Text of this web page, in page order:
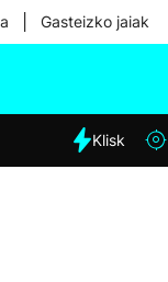
Gasteizko jaiak
Eguraldia
Klisk